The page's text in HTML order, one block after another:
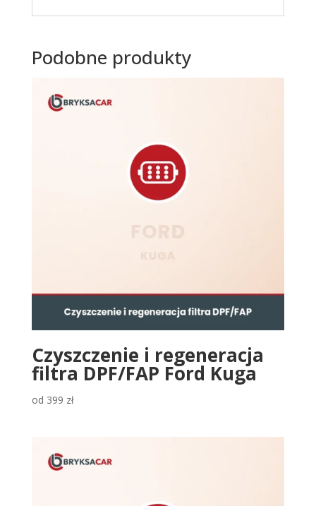
Podobne produkty
Czyszczenie i regeneracja
filtra DPF/FAP Ford Kuga
od 399 zł